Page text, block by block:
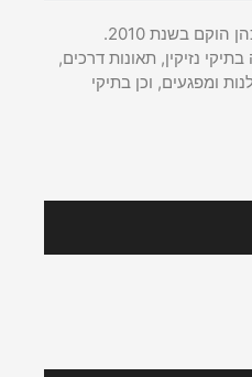
בשנת 2010.
נזיקין, תאונות דרכים,
ומפגעים, וכן בתיקי